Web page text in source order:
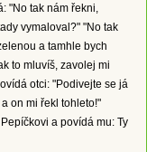
"No tak nám řekni,
vymaloval?" "No tak
a tamhle bych
to mluvíš, zavolej mi
otci: "Podivejte se já
on mi řekl tohleto!"
a povídá mu: Ty